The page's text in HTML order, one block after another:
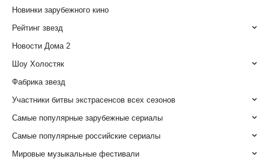
Новинки зарубежного кино
Рейтинг звезд
Новости Дома 2
Шоу Холостяк
Фабрика звезд
Участники битвы экстрасенсов всех сезонов
Самые популярные зарубежные сериалы
Самые популярные российские сериалы
Мировые музыкальные фестивали